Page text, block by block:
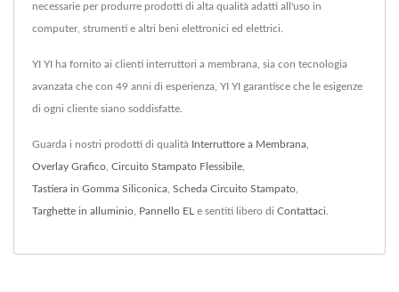
necessarie per produrre prodotti di alta qualità adatti all'uso in
computer, strumenti e altri beni elettronici ed elettrici.
YI YI ha fornito ai clienti interruttori a membrana, sia con tecnologia
avanzata che con 49 anni di esperienza, YI YI garantisce che le esigenze
di ogni cliente siano soddisfatte.
Guarda i nostri prodotti di qualità Interruttore a Membrana
Overlay Grafico Circuito Stampato Flessibile
Tastiera in Gomma Siliconica Scheda Circuito Stampato
Targhette in alluminio Pannello EL e sentiti libero di Contattaci